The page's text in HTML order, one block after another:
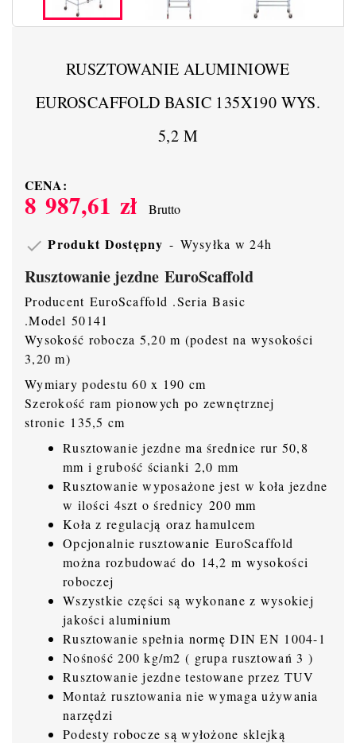
RUSZTOWANIE ALUMINIOWE
EUROSCAFFOLD BASIC 135X190 WYS.
5,2 M
CENA:
8 987,61 zł Brutto
 Produkt Dostępny Wysyłka w 24h
Rusztowanie jezdne EuroScaffold
Producent EuroScaffold .Seria Basic
.Model 50141
Wysokość robocza 5,20 m (podest na wysokości
3,20 m)
Wymiary podestu 60 x 190 cm
Szerokość ram pionowych po zewnętrznej
stronie 135,5 cm
Rusztowanie jezdne ma średnice rur 50,8
mm i grubość ścianki 2,0 mm
Rusztowanie wyposażone jest w koła jezdne
w ilości 4szt o średnicy 200 mm
Koła z regulacją oraz hamulcem
Opcjonalnie rusztowanie EuroScaffold
można rozbudować do 14,2 m wysokości
roboczej
Wszystkie części są wykonane z wysokiej
jakości aluminium
Rusztowanie spełnia normę DIN EN 1004-1
Nośność 200 kg/m2 ( grupa rusztowań 3 )
Rusztowanie jezdne testowane przez TUV
Montaż rusztowania nie wymaga używania
narzędzi
Podesty robocze są wyłożone sklejką